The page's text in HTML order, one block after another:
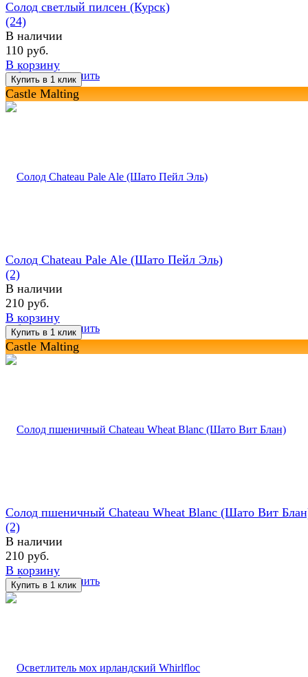
избранное сравнить
Солод светлый пилсен (Курск)
(24)
В наличии
110 руб.
В корзину
Castle Malting
избранное сравнить
Солод Chateau Pale Ale (Шато Пейл Эль)
(2)
В наличии
210 руб.
В корзину
Castle Malting
избранное сравнить
Солод пшеничный Chateau Wheat Blanc (Шато Вит
(2)
В наличии
210 руб.
В корзину